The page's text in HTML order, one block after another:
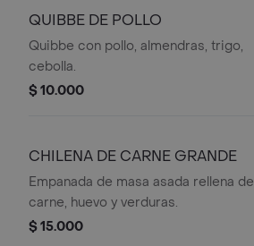
QUIBBE DE POLLO
Quibbe con pollo, almendras, trigo,
cebolla.
$ 10.000
CHILENA DE CARNE GRANDE
Empanada de masa asada rellena de
carne, huevo y verduras.
$ 15.000